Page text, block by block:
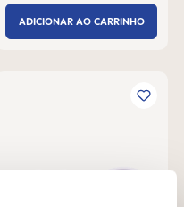
ADICIONAR AO CARRINHO